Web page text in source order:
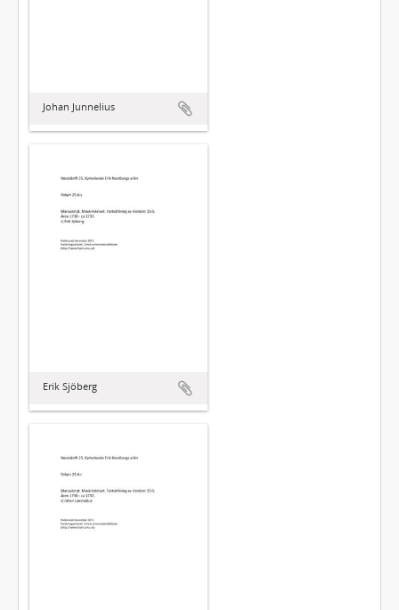
Johan Junnelius
Erik Sjöberg